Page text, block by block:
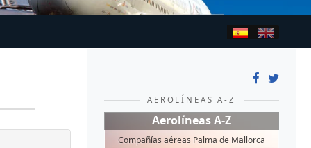
AEROLÍNEAS A-Z
Aerolíneas A-Z
Compañías aéreas Palma de Mallorca